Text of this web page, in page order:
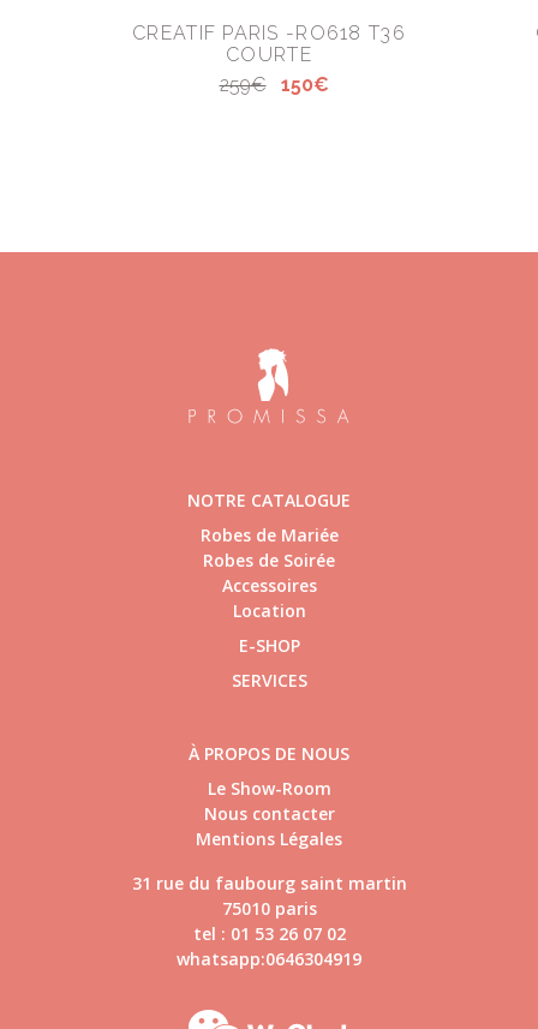
CREATIF PARIS -RO618 T36
COURTE
259€
150€
NOTRE CATALOGUE
Robes de Mariée
Robes de Soirée
Accessoires
Location
E-SHOP
SERVICES
À PROPOS DE NOUS
Le Show-Room
Nous contacter
Mentions Légales
31 rue du faubourg saint martin
75010 paris
tel : 01 53 26 07 02
whatsapp:0646304919